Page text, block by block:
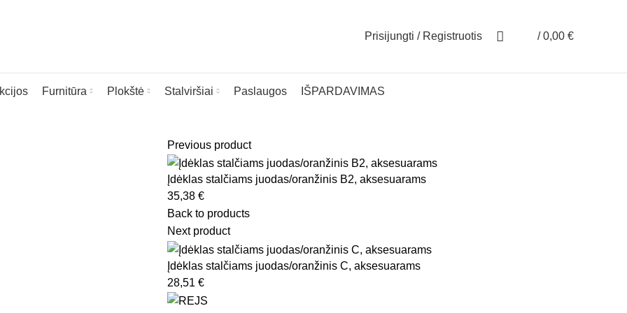
Prisijungti / Registruotis / 0,00 €
Furnitūra Plokštė Stalviršiai Paslaugos IŠPARDAVIMAS
Previous product
Įdėklas stalčiams juodas/oranžinis B2, aksesuarams
35,38 €
Back to products
Next product
Įdėklas stalčiams juodas/oranžinis C, aksesuarams
28,51 €